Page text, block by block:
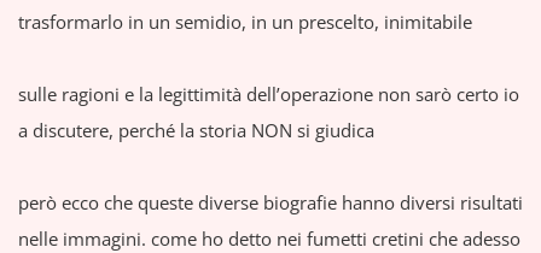
trasformarlo in un semidio, in un prescelto, inimitabile
sulle ragioni e la legittimità dell’operazione non sarò certo io
a discutere, perché la storia NON si giudica
però ecco che queste diverse biografie hanno diversi risultati
nelle immagini. come ho detto nei fumetti cretini che adesso